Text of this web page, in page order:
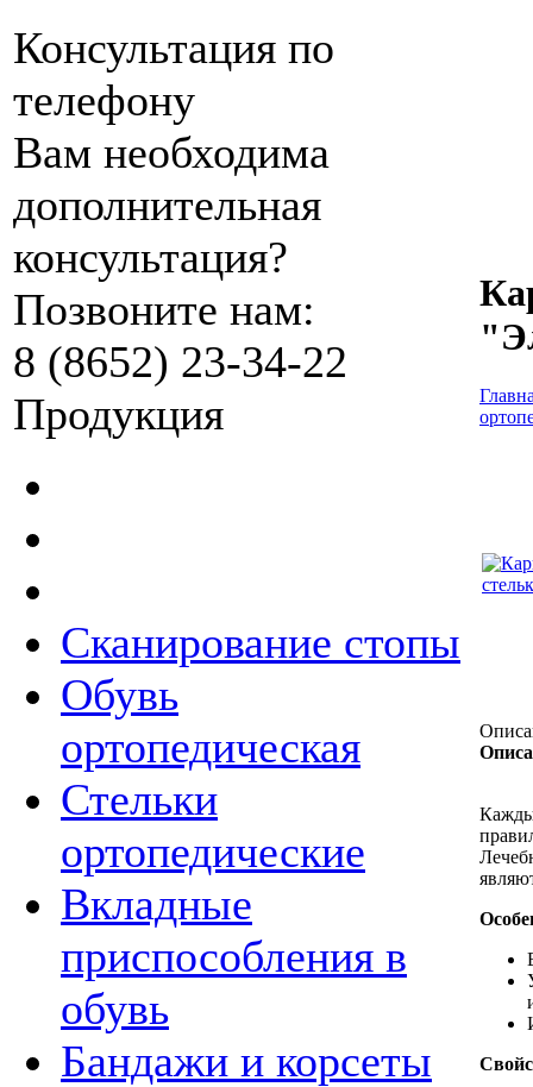
Консультация по
телефону
Вам необходима
дополнительная
консультация?
Позвоните нам:
8 (8652) 23-34-22
Продукция
Сканирование стопы
Обувь
ортопедическая
Стельки
ортопедические
Вкладные
приспособления в
обувь
Бандажи и корсеты